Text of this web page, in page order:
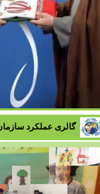
گالری عملکرد